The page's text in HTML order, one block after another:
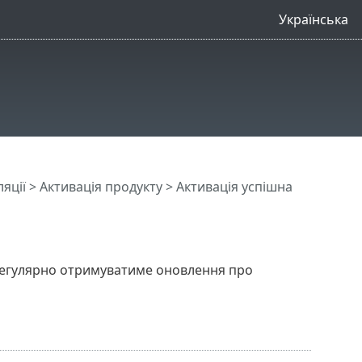
Українська
>Активація продукту> Активація успішна
отримуватиме оновлення про